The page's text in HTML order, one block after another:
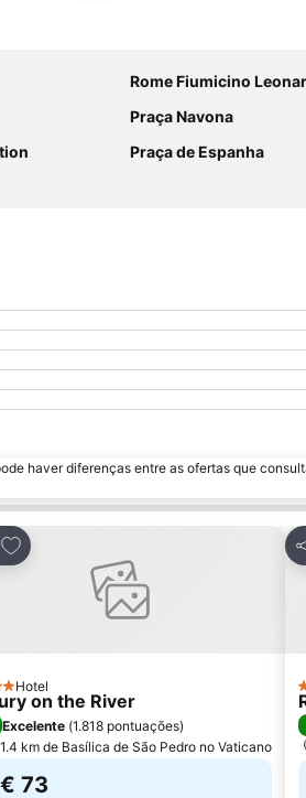
Rome Fiumicino Leonardo da Vinci
Praça Navona
Praça de Espanha
haver diferenças entre as ofertas que
Adicionar aos favoritos
Hotel
on the River
Excelente (1.818 pontuações)
km de Basílica de São Pedro no Vaticano
€ 73